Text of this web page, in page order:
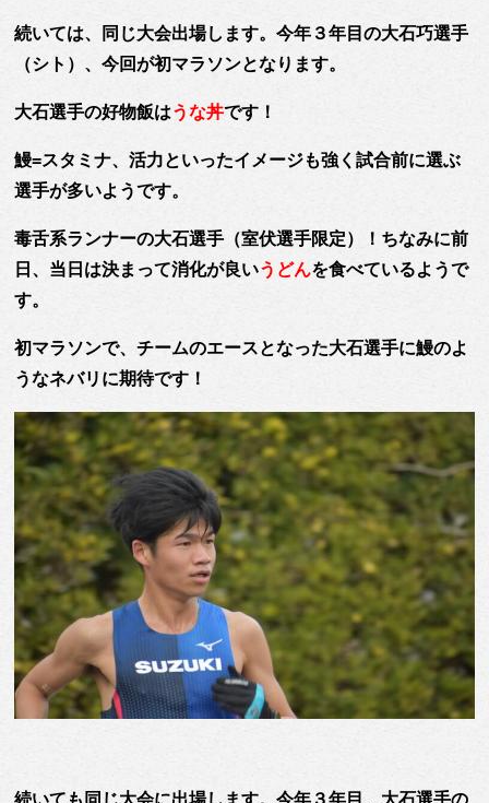
続いては、同じ大会出場します。今年３年目の大石巧選手
（シト） 、今回が初マラソンとなります。
大石選手の好物飯はうな丼です！
鰻=スタミナ、活力といったイメージも強く試合前に選ぶ
選手が多いようです。
毒舌系ランナーの大石選手（室伏選手限定）！ちなみに前
日、当日は決まって消化が良いうどんを食べているようで
す。
初マラソンで、チームのエースとなった大石選手に鰻のよ
うなネバリに期待です！